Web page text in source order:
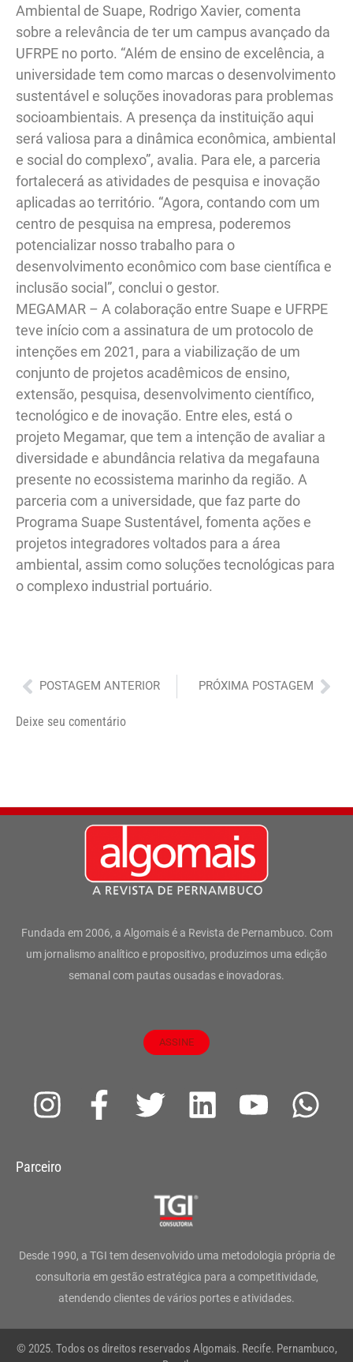
Ambiental de Suape, Rodrigo Xavier, comenta
sobre a relevância de ter um campus avançado da
UFRPE no porto. “Além de ensino de excelência, a
universidade tem como marcas o desenvolvimento
sustentável e soluções inovadoras para problemas
socioambientais. A presença da instituição aqui
será valiosa para a dinâmica econômica, ambiental
e social do complexo”, avalia. Para ele, a parceria
fortalecerá as atividades de pesquisa e inovação
aplicadas ao território. “Agora, contando com um
centro de pesquisa na empresa, poderemos
potencializar nosso trabalho para o
desenvolvimento econômico com base científica e
inclusão social”, conclui o gestor.
MEGAMAR – A colaboração entre Suape e UFRPE
teve início com a assinatura de um protocolo de
intenções em 2021, para a viabilização de um
conjunto de projetos acadêmicos de ensino,
extensão, pesquisa, desenvolvimento científico,
tecnológico e de inovação. Entre eles, está o
projeto Megamar, que tem a intenção de avaliar a
diversidade e abundância relativa da megafauna
presente no ecossistema marinho da região. A
parceria com a universidade, que faz parte do
Programa Suape Sustentável, fomenta ações e
projetos integradores voltados para a área
ambiental, assim como soluções tecnológicas para
o complexo industrial portuário.
Anterior
POSTAGEM ANTERIOR PRÓXIMA POSTAGEM
Deixe seu comentário
Fundada em 2006, a Algomais é a Revista de Pernambuco. Com
um jornalismo analítico e propositivo, produzimos uma edição
semanal com pautas ousadas e inovadoras.
ASSINE
I
s
g
r
a
m
F
a
o
o
k
-
T
t
e
r
L
d
i
n
Y
b
e
W
a
p
Parceiro
Desde 1990, a TGI tem desenvolvido uma metodologia própria de
consultoria em gestão estratégica para a competitividade,
atendendo clientes de vários portes e atividades.
© 2025. Todos os direitos reservados Algomais. Recife. Pernambuco,